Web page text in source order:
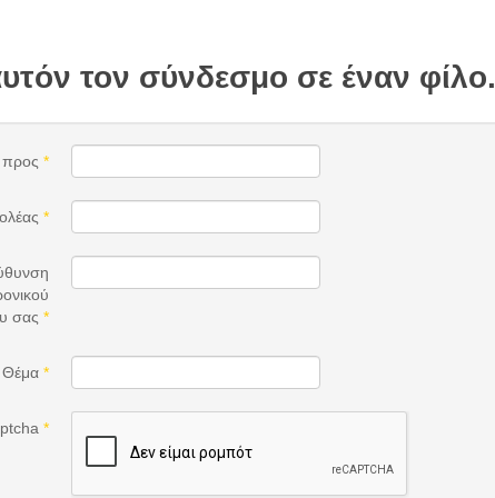
τον σύνδεσμο σε έναν φίλο.
*
*
σας *
Θέμα *
*